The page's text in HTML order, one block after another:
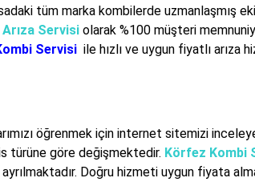
tüm marka kombilerde uzmanlaşmış
Servisiolarak %100 müşteri
Servisi ile hızlı ve uygun fiyatlı arıza
öğrenmek için internet sitemizi
türüne göre değişmektedir. Körfez Kombi
Doğru hizmeti uygun fiyata